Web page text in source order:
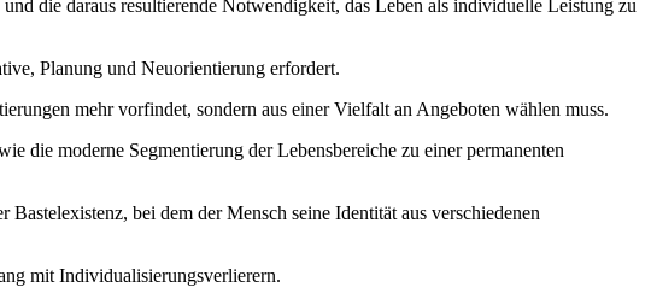
die daraus resultierende Notwendigkeit, das Leben als individuelle Leistung zu
Planung und Neuorientierung erfordert.
mehr vorfindet, sondern aus einer Vielfalt an Angeboten wählen muss.
die moderne Segmentierung der Lebensbereiche zu einer permanenten
Bastelexistenz, bei dem der Mensch seine Identität aus verschiedenen
mit Individualisierungsverlierern.